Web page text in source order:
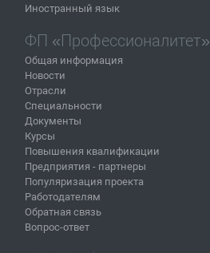
Иностранный язык
ФП «Профессионалитет»
Общая информация
Новости
Отрасли
Специальности
Документы
Курсы
Повышения квалификации
Предприятия - партнеры
Популяризация проекта
Работодателям
Обратная связь
Вопрос-ответ